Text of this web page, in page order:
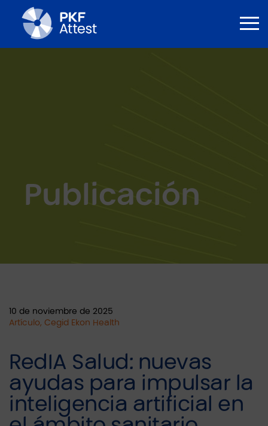
Publicación
10 de noviembre de 2025
Artículo, Cegid Ekon Health
RedIA Salud: nuevas
ayudas para impulsar la
inteligencia artificial en